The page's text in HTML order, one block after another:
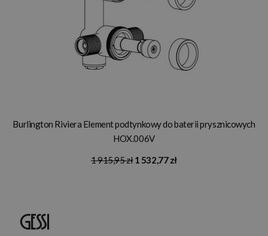
Burlington Riviera Element podtynkowy do baterii prysznicowych
HOX.006V
1 915,95 zł 1 532,77 zł